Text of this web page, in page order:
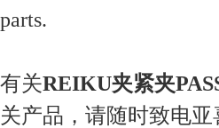
parts.
有关REIKU夹紧夹
关产品，请随时致电